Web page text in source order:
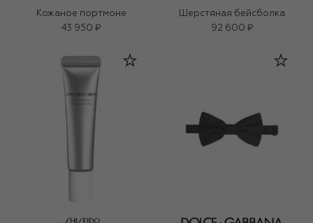
Кожаное портмоне
43 950 ₽
Шерстяная бейсболка
92 600 ₽